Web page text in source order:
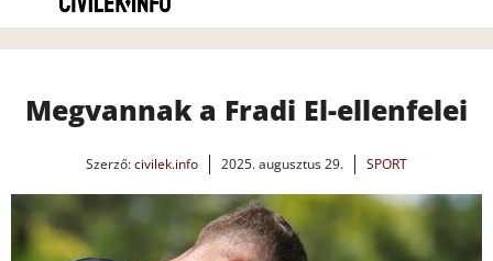
Megvannak a Fradi El-ellenfelei
Szerző:civilek.info 2025. augusztus 29. SPORT